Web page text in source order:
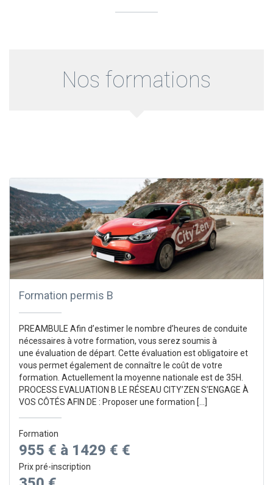
Nos formations
Formation permis B
PREAMBULE Afin d’estimer le nombre d’heures de conduite
nécessaires à votre formation, vous serez soumis à
une évaluation de départ. Cette évaluation est obligatoire et
vous permet également de connaître le coût de votre
formation. Actuellement la moyenne nationale est de 35H.
PROCESS EVALUATION B LE RÉSEAU CITY’ZEN S’ENGAGE À
VOS CÔTÉS AFIN DE : Proposer une formation […]
Formation
955 € à 1429 € €
Prix pré-inscription